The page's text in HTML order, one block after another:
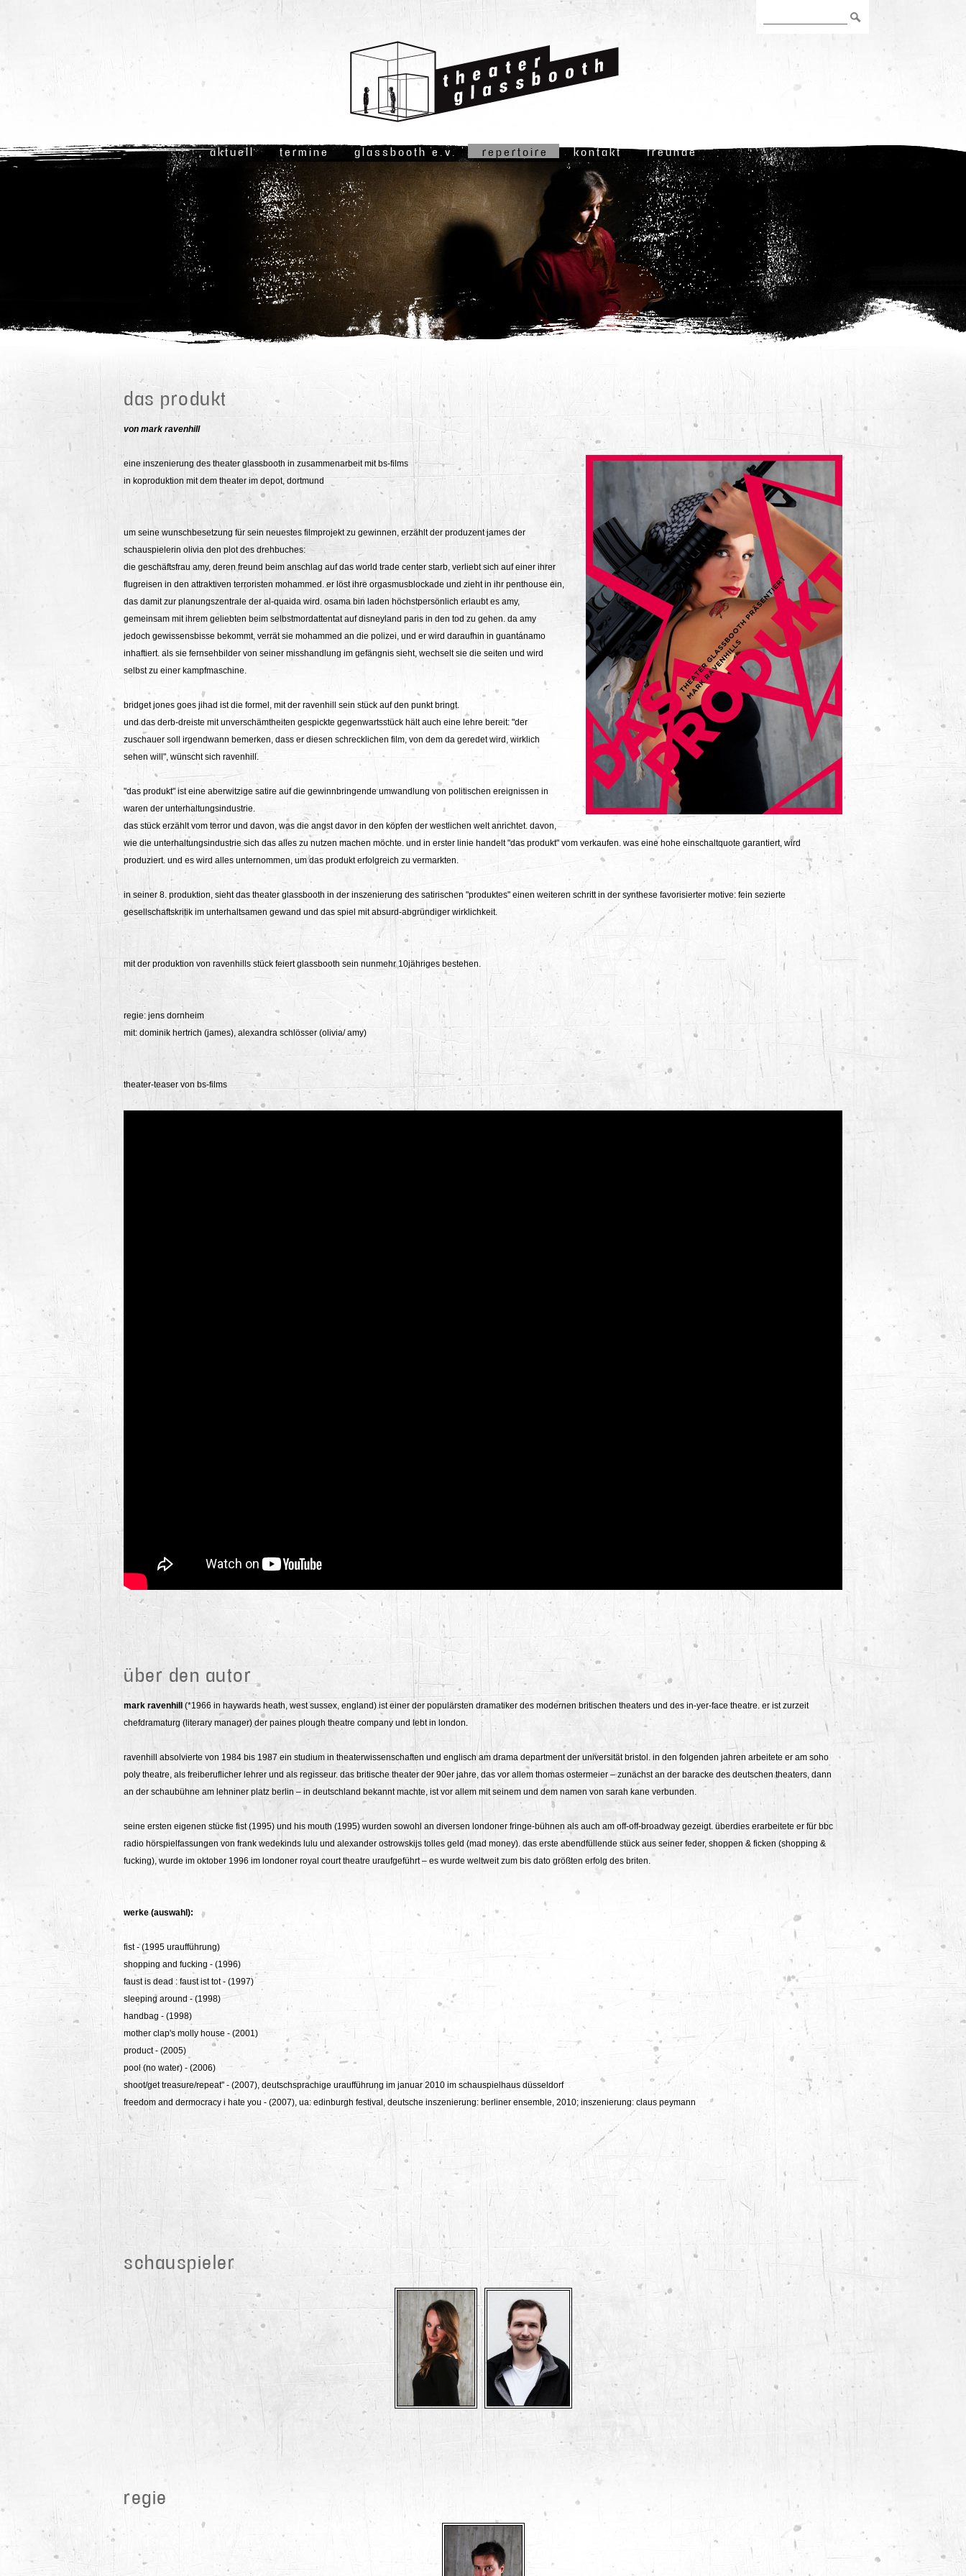
aktuell termine glassbooth e.v. repertoire kontakt freunde
das produkt
von mark ravenhill
eine inszenierung des theater glassbooth in zusammenarbeit mit bs-films
in koproduktion mit dem theater im depot, dortmund
um seine wunschbesetzung für sein neuestes filmprojekt zu gewinnen, erzählt der produzent james der
schauspielerin olivia den plot des drehbuches:
die geschäftsfrau amy, deren freund beim anschlag auf das world trade center starb, verliebt sich auf einer ihrer
flugreisen in den attraktiven terroristen mohammed. er löst ihre orgasmusblockade und zieht in ihr penthouse ein,
das damit zur planungszentrale der al-quaida wird. osama bin laden höchstpersönlich erlaubt es amy,
gemeinsam mit ihrem geliebten beim selbstmordattentat auf disneyland paris in den tod zu gehen. da amy
jedoch gewissensbisse bekommt, verrät sie mohammed an die polizei, und er wird daraufhin in guantánamo
inhaftiert. als sie fernsehbilder von seiner misshandlung im gefängnis sieht, wechselt sie die seiten und wird
selbst zu einer kampfmaschine.
bridget jones goes jihad ist die formel, mit der ravenhill sein stück auf den punkt bringt.
und das derb-dreiste mit unverschämtheiten gespickte gegenwartsstück hält auch eine lehre bereit: "der
zuschauer soll irgendwann bemerken, dass er diesen schrecklichen film, von dem da geredet wird, wirklich
sehen will", wünscht sich ravenhill.
"das produkt" ist eine aberwitzige satire auf die gewinnbringende umwandlung von politischen ereignissen in
waren der unterhaltungsindustrie.
das stück erzählt vom terror und davon, was die angst davor in den köpfen der westlichen welt anrichtet. davon,
wie die unterhaltungsindustrie sich das alles zu nutzen machen möchte. und in erster linie handelt "das produkt" vom verkaufen. was eine hohe einschaltquote garantiert, wird
produziert. und es wird alles unternommen, um das produkt erfolgreich zu vermarkten.
in seiner 8. produktion, sieht das theater glassbooth in der inszenierung des satirischen "produktes" einen weiteren schritt in der synthese favorisierter motive: fein sezierte
gesellschaftskritik im unterhaltsamen gewand und das spiel mit absurd-abgründiger wirklichkeit.
mit der produktion von ravenhills stück feiert glassbooth sein nunmehr 10jähriges bestehen.
regie: jens dornheim
mit: dominik hertrich (james), alexandra schlösser (olivia/ amy)
theater-teaser von bs-films
über den autor
mark ravenhill
(*1966 in haywards heath, west sussex, england) ist einer der populärsten dramatiker des modernen britischen theaters und des in-yer-face theatre. er ist zurzeit
chefdramaturg (literary manager) der paines plough theatre company und lebt in london.
ravenhill absolvierte von 1984 bis 1987 ein studium in theaterwissenschaften und englisch am drama department der universität bristol. in den folgenden jahren arbeitete er am soho
poly theatre, als freiberuflicher lehrer und als regisseur. das britische theater der 90er jahre, das vor allem thomas ostermeier – zunächst an der baracke des deutschen theaters, dann
an der schaubühne am lehniner platz berlin – in deutschland bekannt machte, ist vor allem mit seinem und dem namen von sarah kane verbunden.
seine ersten eigenen stücke fist (1995) und his mouth (1995) wurden sowohl an diversen londoner fringe-bühnen als auch am off-off-broadway gezeigt. überdies erarbeitete er für bbc
radio hörspielfassungen von frank wedekinds lulu und alexander ostrowskijs tolles geld (mad money). das erste abendfüllende stück aus seiner feder, shoppen & ficken (shopping &
fucking), wurde im oktober 1996 im londoner royal court theatre uraufgeführt – es wurde weltweit zum bis dato größten erfolg des briten.
werke (auswahl):
fist - (1995 uraufführung)
shopping and fucking - (1996)
faust is dead : faust ist tot - (1997)
sleeping around - (1998)
handbag - (1998)
mother clap's molly house - (2001)
product - (2005)
pool (no water) - (2006)
shoot/get treasure/repeat" - (2007), deutschsprachige uraufführung im januar 2010 im schauspielhaus düsseldorf
freedom and dermocracy i hate you - (2007), ua: edinburgh festival, deutsche inszenierung: berliner ensemble, 2010; inszenierung: claus peymann
schauspieler
regie